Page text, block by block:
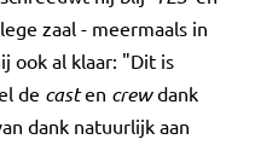
zaal - meermaals in
ook al klaar: "Dit is
de casten crewdank
dank natuurlijk aan